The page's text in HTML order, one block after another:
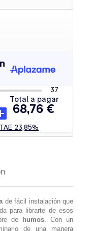
de fácil instalación que
para librarte de esos
de humos. Con un
de una manera